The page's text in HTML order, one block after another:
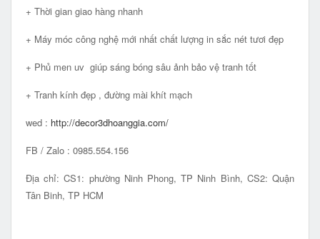
+ Thời gian giao hàng nhanh
+ Máy móc công nghệ mới nhất chất lượng in sắc nét tươi đẹp
+ Phủ men uv giúp sáng bóng sâu ảnh bảo vệ tranh tốt
+ Tranh kính đẹp , đường mài khít mạch
wed : http://decor3dhoanggia.com/
FB / Zalo : 0985.554.156
Địa chỉ: CS1: phường Ninh Phong, TP Ninh Bình, CS2: Quận
Tân Binh, TP HCM